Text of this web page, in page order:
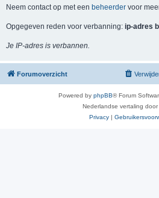
Neem contact op met een beheerder voor
Opgegeven reden voor verbanning: ip-adres
Je IP-adres is verbannen.
Forumoverzicht
Powered by phpBB® Forum
Nederlandse vertaling door
Privacy |